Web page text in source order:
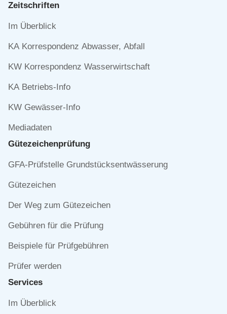
Zeitschriften
Navigation
Im Überblick
KA Korrespondenz Abwasser, Abfall
KW Korrespondenz Wasserwirtschaft
KA Betriebs-Info
KW Gewässer-Info
Mediadaten
Gütezeichen­prüfung
Navigation
GFA-Prüfstelle Grundstücksentwässerung
Gütezeichen
Der Weg zum Gütezeichen
Gebühren für die Prüfung
Beispiele für Prüfgebühren
Prüfer werden
Services
Navigation
Im Überblick